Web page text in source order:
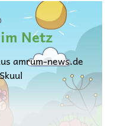
Netz
amrum-news.de